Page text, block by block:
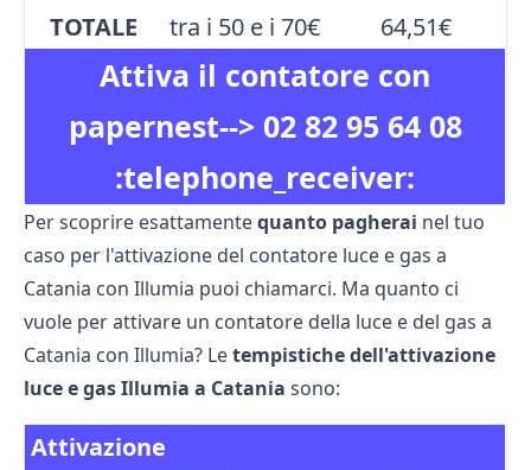
Attiva il contatore con
papernest--> 02 82 95 64 08
:telephone_receiver:
TOTALE
tra i 50 e i 70€ 64,51€
Per scoprire esattamentequanto pagherai nel tuo
caso per l'attivazione del contatore luce e gas a
Catania con Illumia puoi chiamarci. Ma quanto ci
vuole per attivare un contatore della luce e del gas a
Catania con Illumia? Letempistiche dell'attivazione
luce e gas Illumia a Catania sono:
Attivazione